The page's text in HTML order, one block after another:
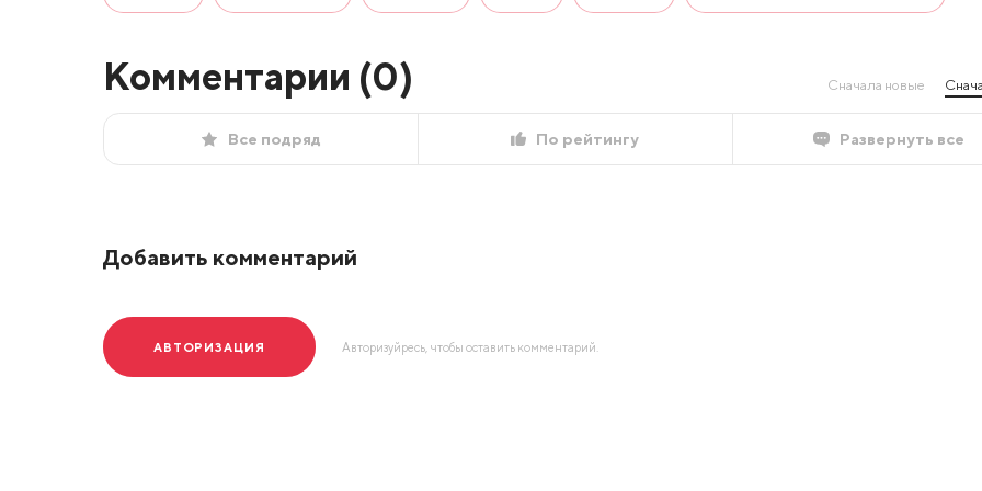
Комментарии (0) Сначала новые
Все подряд По рейтингу Развернуть все
Добавить комментарий
АВТОРИЗАЦИЯ Авторизуйресь, чтобы оставить комментарий.